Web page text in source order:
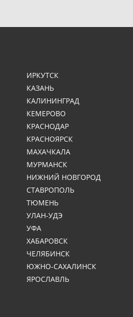
ИРКУТСК
КАЗАНЬ
КАЛИНИНГРАД
КЕМЕРОВО
КРАСНОДАР
КРАСНОЯРСК
МАХАЧКАЛА
МУРМАНСК
НИЖНИЙ НОВГОРОД
СТАВРОПОЛЬ
ТЮМЕНЬ
УЛАН-УДЭ
УФА
ХАБАРОВСК
ЧЕЛЯБИНСК
ЮЖНО-САХАЛИНСК
ЯРОСЛАВЛЬ